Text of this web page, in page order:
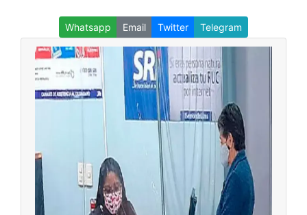
Whatsapp Email Twitter Telegram